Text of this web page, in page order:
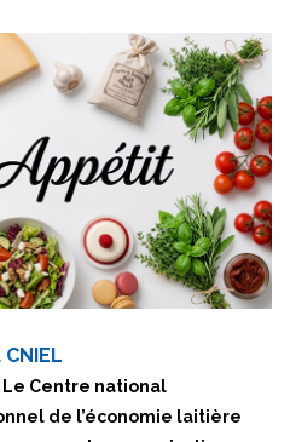
Le Centre national
de l’économie laitière